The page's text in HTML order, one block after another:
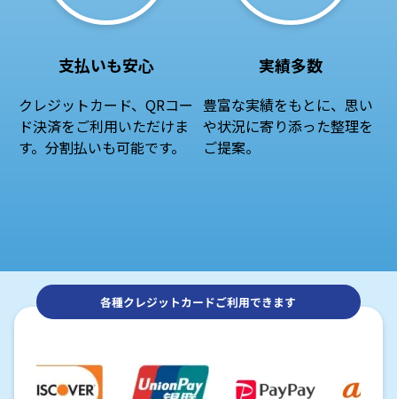
支払いも安心
クレジットカード、QRコー
ド決済をご利用いただけま
す。分割払いも可能です。
実績多数
豊富な実績をもとに、思い
や状況に寄り添った整理を
ご提案。
各種クレジットカードご利用できます